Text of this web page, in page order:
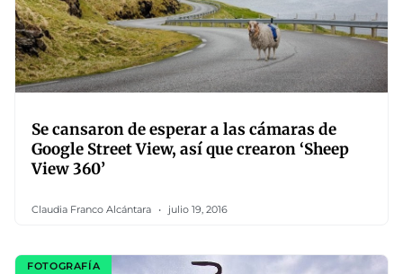
Se cansaron de esperar a las cámaras de
Google Street View, así que crearon ‘Sheep
View 360’
Claudia Franco Alcántara julio 19, 2016
FOTOGRAFÍA